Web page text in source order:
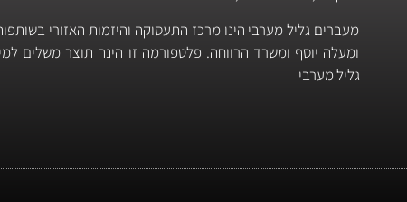
מעברים גליל מערבי הינו מרכז התעסוקה והיזמות האזורי
ומעלה יוסף ומשרד הרווחה. פלטפורמה זו הינה תוצר משלים
גליל מערבי